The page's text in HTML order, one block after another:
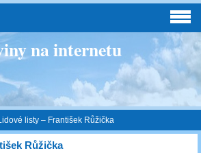
na internetu
Lidové listy – František Růžička
Růžička